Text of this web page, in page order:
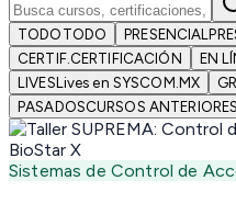
TODOTODO PRESENCIAL
CERTIF. CERTIFICACIÓN EN
LIVESLives en SYSCOM.MX
PASADOSCURSOS ANTERIORES
Sistemas de Control de